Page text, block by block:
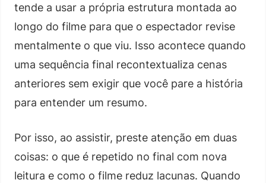
tende a usar a própria estrutura montada ao
longo do filme para que o espectador revise
mentalmente o que viu. Isso acontece quando
uma sequência final recontextualiza cenas
anteriores sem exigir que você pare a história
para entender um resumo.
Por isso, ao assistir, preste atenção em duas
coisas: o que é repetido no final com nova
leitura e como o filme reduz lacunas. Quando